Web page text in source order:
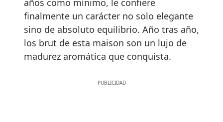
años como mínimo, le confiere
finalmente un carácter no solo elegante
sino de absoluto equilibrio. Año tras año,
los brut de esta maison son un lujo de
madurez aromática que conquista.